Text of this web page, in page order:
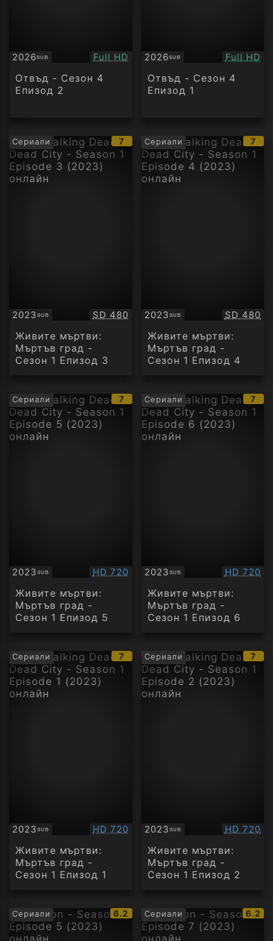
2026SUB
Субтитри Качество:
Full HD
Отвъд - Сезон 4
Епизод 2
2026SUB
Субтитри Full HD
Отвъд - Сезон 4
Епизод 1
Сериали
IMDb
рейтинг:
7
2023SUB
Субтитри Качество:
SD 480
Живите мъртви:
Мъртъв град -
Сезон 1 Епизод 3
Сериали 7
2023SUB
Субтитри SD 480
Живите мъртви:
Мъртъв град -
Сезон 1 Епизод 4
Сериали
IMDb
рейтинг:
7
2023SUB
Субтитри Качество:
HD 720
Живите мъртви:
Мъртъв град -
Сезон 1 Епизод 5
Сериали 7
2023SUB
Субтитри HD 720
Живите мъртви:
Мъртъв град -
Сезон 1 Епизод 6
Сериали
IMDb
рейтинг:
7
2023SUB
Субтитри Качество:
HD 720
Живите мъртви:
Мъртъв град -
Сезон 1 Епизод 1
Сериали 7
2023SUB
Субтитри HD 720
Живите мъртви:
Мъртъв град -
Сезон 1 Епизод 2
Сериали
IMDb
рейтинг:
6.2 Сериали
IMDb
6.2